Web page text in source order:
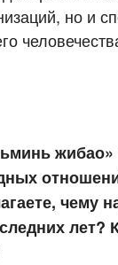
но и
чему
лет?